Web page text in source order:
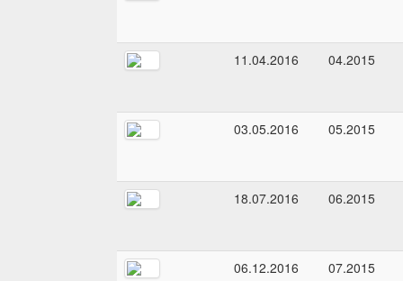
11.04.2016 04.2015
03.05.2016 05.2015
18.07.2016 06.2015
06.12.2016 07.2015